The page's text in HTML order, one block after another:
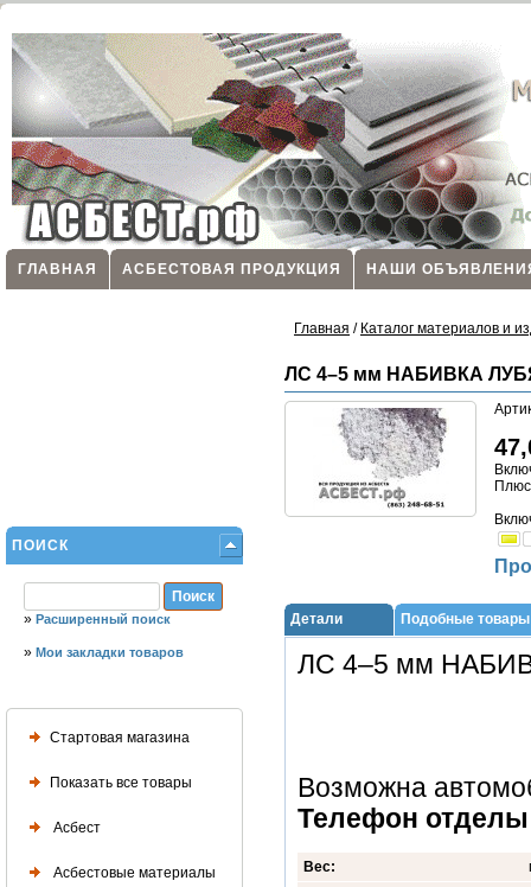
ГЛАВНАЯ АСБЕСТОВАЯ ПРОДУКЦИЯ НАШИ
ПОИСК
» Расширенный поиск
» Мои закладки товаров
Стартовая магазина
Показать все товары
Асбест
Асбестовые материалы
Главная / Каталог материалов и
ЛС 4–5 мм НАБИВКА
Детали Подобные товары
ЛС 4–5 мм
Возможна
Телефон отделы
Вес: